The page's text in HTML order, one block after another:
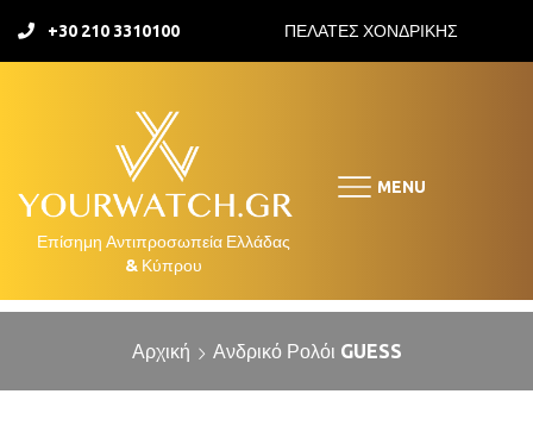
+30 210 3310100 ΠΕΛΑΤΕΣ ΧΟΝΔΡΙΚΗΣ
MENU
Αρχική Ανδρικό Ρολόι GUESS